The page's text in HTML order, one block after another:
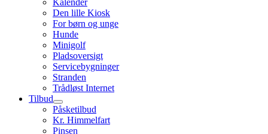
Kalender
Den lille Kiosk
For børn og unge
Hunde
Minigolf
Pladsoversigt
Servicebygninger
Stranden
Trådløst Internet
Tilbud
Påsketilbud
Kr. Himmelfart
Pinsen